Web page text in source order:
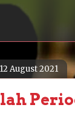
August 2021